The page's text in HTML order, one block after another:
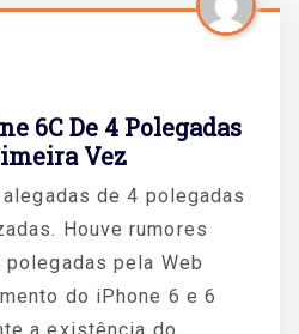
6C De 4 Polegadas
Vez
de 4 polegadas
Houve rumores
pela Web
do iPhone 6 e 6